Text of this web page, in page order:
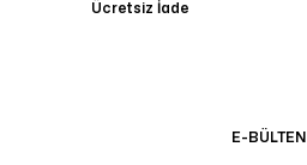
Ücretsiz İade
E-BÜLTEN